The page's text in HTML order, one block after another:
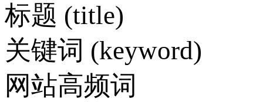
标题 (title)
关键词 (keyword)
网站高频词